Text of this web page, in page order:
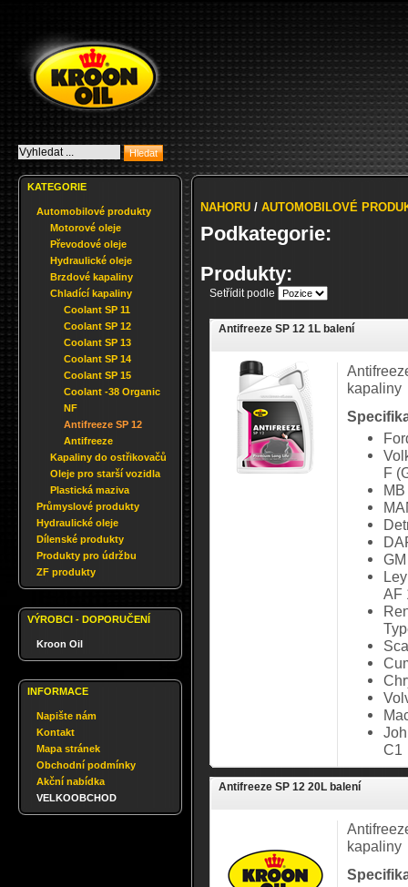
KATEGORIE
Automobilové produkty
Motorové oleje
Převodové oleje
Hydraulické oleje
Brzdové kapaliny
Chladící kapaliny
Coolant SP 11
Coolant SP 12
Coolant SP 13
Coolant SP 14
Coolant SP 15
Coolant -38 Organic
NF
Antifreeze SP 12
Antifreeze
Kapaliny do ostřikovačů
Oleje pro starší vozidla
Plastická maziva
Průmyslové produkty
Hydraulické oleje
Dílenské produkty
Produkty pro údržbu
ZF produkty
VÝROBCI - DOPORUČENÍ
Kroon Oil
INFORMACE
Napište nám
Kontakt
Mapa stránek
Obchodní podmínky
Akční nabídka
VELKOOBCHOD
NAHORU / AUTOMOBILOVÉ
Podkategorie:
Produkty:
Setřídit podle
Antifreeze SP 12 1L balení
kapaliny
F
AF
C1
Antifreeze SP 12 20L balení
kapaliny